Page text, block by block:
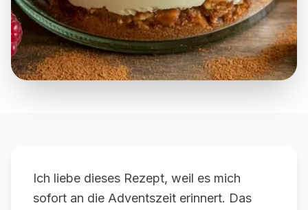
Ich liebe dieses Rezept, weil es mich
sofort an die Adventszeit erinnert. Das